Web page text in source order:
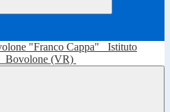
Istituto
Bovolone (VR)